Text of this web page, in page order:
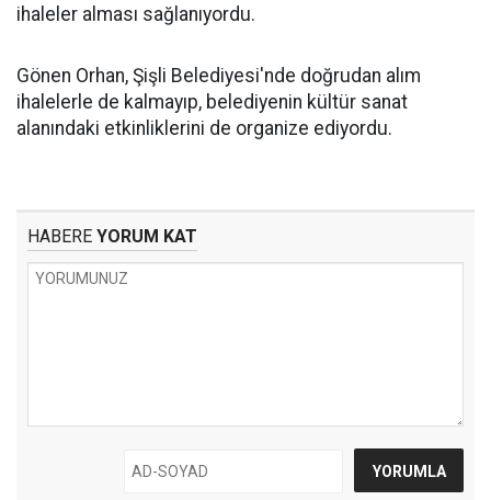
ihaleler alması sağlanıyordu.
Gönen Orhan, Şişli Belediyesi'nde doğrudan alım
ihalelerle de kalmayıp, belediyenin kültür sanat
alanındaki etkinliklerini de organize ediyordu.
HABERE YORUM KAT